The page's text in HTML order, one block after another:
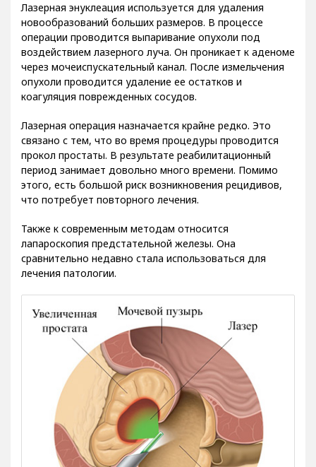
Лазерная энуклеация используется для удаления
новообразований больших размеров. В процессе
операции проводится выпаривание опухоли под
воздействием лазерного луча. Он проникает к аденоме
через мочеиспускательный канал. После измельчения
опухоли проводится удаление ее остатков и
коагуляция поврежденных сосудов.
Лазерная операция назначается крайне редко. Это
связано с тем, что во время процедуры проводится
прокол простаты. В результате реабилитационный
период занимает довольно много времени. Помимо
этого, есть большой риск возникновения рецидивов,
что потребует повторного лечения.
Также к современным методам относится
лапароскопия предстательной железы. Она
сравнительно недавно стала использоваться для
лечения патологии.